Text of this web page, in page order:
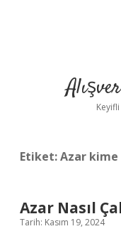
Etiket:Azar
Azar Nasıl
Tarih: Kasım 19, 2024